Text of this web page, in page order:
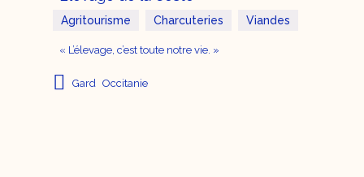
Agritourisme Charcuteries Viandes
« L’élevage, c’est toute notre vie. »
Gard Occitanie